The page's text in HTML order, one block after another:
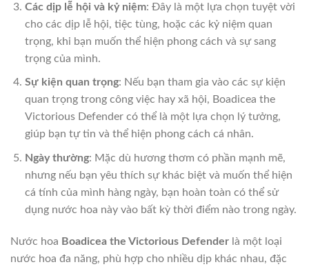
Các dịp lễ hội và kỷ niệm: Đây là một lựa chọn tuyệt vời
cho các dịp lễ hội, tiệc tùng, hoặc các kỷ niệm quan
trọng, khi bạn muốn thể hiện phong cách và sự sang
trọng của mình.
Sự kiện quan trọng: Nếu bạn tham gia vào các sự kiện
quan trọng trong công việc hay xã hội, Boadicea the
Victorious Defender có thể là một lựa chọn lý tưởng,
giúp bạn tự tin và thể hiện phong cách cá nhân.
Ngày thường: Mặc dù hương thơm có phần mạnh mẽ,
nhưng nếu bạn yêu thích sự khác biệt và muốn thể hiện
cá tính của mình hàng ngày, bạn hoàn toàn có thể sử
dụng nước hoa này vào bất kỳ thời điểm nào trong ngày.
Nước hoa Boadicea the Victorious Defender là một loại
nước hoa đa năng, phù hợp cho nhiều dịp khác nhau, đặc